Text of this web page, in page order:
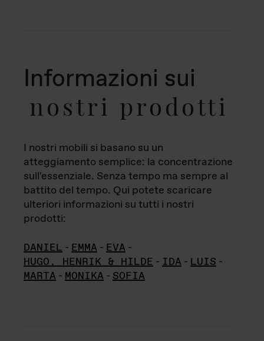
Informazioni sui
nostri prodotti
I nostri mobili si basano su un
atteggiamento semplice: la concentrazione
sull'essenziale. Senza tempo ma sempre al
battito del tempo. Qui potete scaricare
ulteriori informazioni su tutti i nostri
prodotti:
DANIEL - EMMA - EVA -
HUGO, HENRIK & HILDE - IDA - LUIS -
MARTA - MONIKA - SOFIA